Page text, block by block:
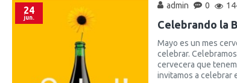
24
jun.
admin 0
Celebrando la
Mayo es un mes
celebrar.
cervecera que
invitamos a celebrar